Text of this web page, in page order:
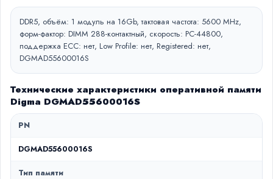
DDR5, объём: 1 модуль на 16Gb, тактовая частота: 5600 MHz,
форм-фактор: DIMM 288-контактный, скорость: PC-44800,
поддержка ECC: нет, Low Profile: нет, Registered: нет,
DGMAD55600016S
Технические характеристики оперативной памяти
Digma DGMAD55600016S
PN
DGMAD55600016S
Тип памяти